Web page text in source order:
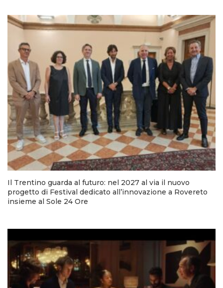
Il Trentino guarda al futuro: nel 2027 al via il nuovo
progetto di Festival dedicato all’innovazione a Rovereto
insieme al Sole 24 Ore